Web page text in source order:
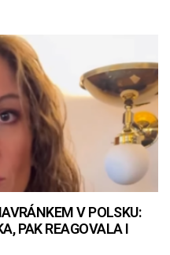
V POLSKU:
PAK REAGOVALA I